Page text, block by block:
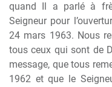
quand Il a parlé à
Seigneur pour
24 mars 1963. Nous
tous ceux qui sont de
message, que tous
1962 et que le